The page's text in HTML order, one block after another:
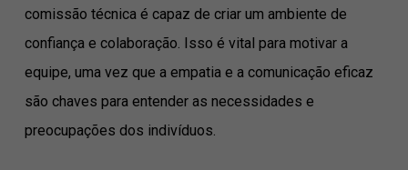
comissão técnica é capaz de criar um ambiente de
confiança e colaboração. Isso é vital para motivar a
equipe, uma vez que a empatia e a comunicação eficaz
são chaves para entender as necessidades e
preocupações dos indivíduos.